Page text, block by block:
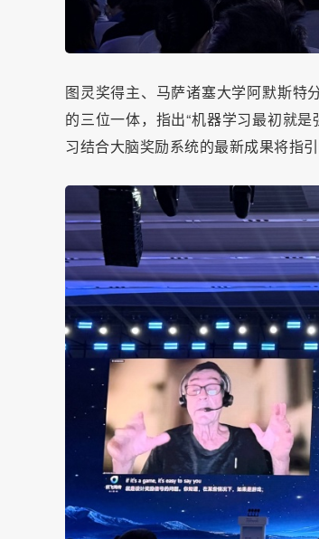
图灵奖得主、马萨诸塞大学阿默斯特
的三位一体，指出“机器学习最初就
习结合大脑奖励系统的最新成果将指